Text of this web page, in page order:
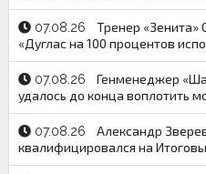
07.08.26
Тренер «Зенита»
«Дуглас на 100 процентов
07.08.26
Генменеджер
удалось до конца воплотить
07.08.26
Александр
квалифицировался на